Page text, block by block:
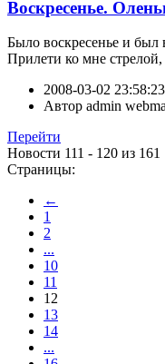
Воскресенье.
Было воскресенье и
Прилети ко мне стрелой,
2008-03-02 23:58:23
Автор admin
Перейти
Новости 111 - 120 из 161
Страницы:
←
1
2
...
10
11
12
13
14
...